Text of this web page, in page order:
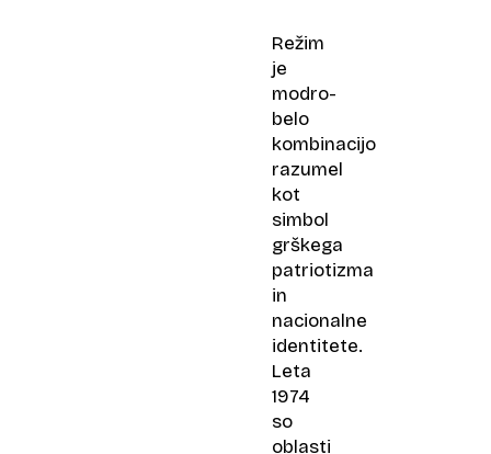
Režim
je
modro-
belo
kombinacijo
razumel
kot
simbol
grškega
patriotizma
in
nacionalne
identitete.
Leta
1974
so
oblasti